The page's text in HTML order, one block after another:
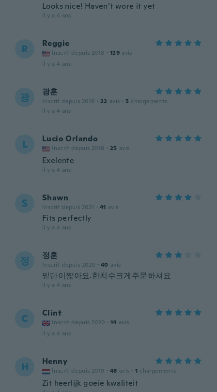
Looks nice! Haven’t wore it yet
il y a 4 ans
R Reggie
Inscrit depuis 2018 · 129 avis
il y a 4 ans
광 광훈
Inscrit depuis 2019 · 22 avis · 5 chargements
il y a 4 ans
L Lucio Orlando
Inscrit depuis 2018 · 25 avis
Exelente
il y a 4 ans
S Shawn
Inscrit depuis 2021 · 41 avis
Fits perfectly
il y a 4 ans
정 정훈
Inscrit depuis 2020 · 40 avis
밑단이짧아요.한치수크게주문하셔요
il y a 4 ans
C Clint
Inscrit depuis 2020 · 14 avis
il y a 4 ans
H Henny
Inscrit depuis 2019 · 48 avis · 1 chargements
Zit heerlijk goeie kwaliteit